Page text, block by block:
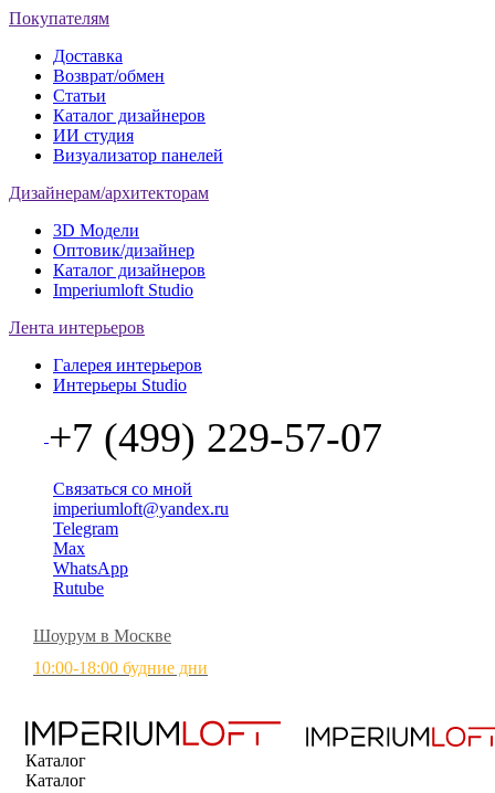
Покупателям
Доставка
Возврат/обмен
Статьи
Каталог дизайнеров
ИИ студия
Визуализатор панелей
Дизайнерам/архитекторам
3D Модели
Оптовик/дизайнер
Каталог дизайнеров
Imperiumloft Studio
Лента интерьеров
Галерея интерьеров
Интерьеры Studio
+7 (499) 229-57-07
Связаться со мной
imperiumloft@yandex.ru
Telegram
Max
WhatsApp
Rutube
Шоурум в Москве
10:00-18:00 будние дни
Каталог
Каталог